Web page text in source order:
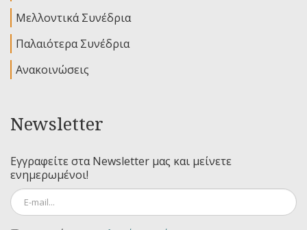
Μελλοντικά Συνέδρια
Παλαιότερα Συνέδρια
Ανακοινώσεις
Newsletter
Εγγραφείτε στα Newsletter μας και μείνετε
ενημερωμένοι!